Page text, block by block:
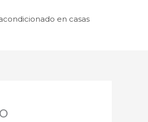
en casas